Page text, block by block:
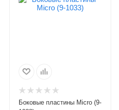
Боковые пластины Micro (9-